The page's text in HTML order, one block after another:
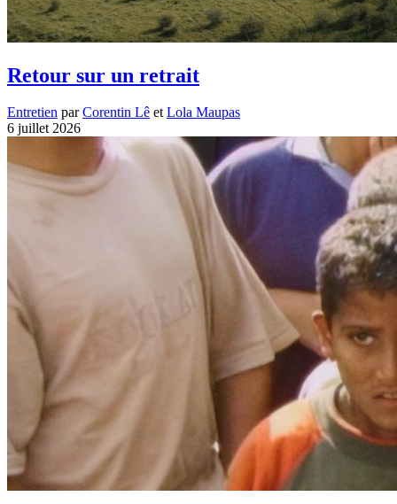
Retour sur un retrait
Entretien par Corentin Lê etLola Maupas
6 juillet 2026